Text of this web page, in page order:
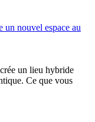
un nouvel espace au
un lieu hybride
Ce que vous